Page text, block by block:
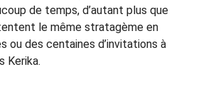
de temps, d’autant plus que
le même stratagème en
ou des centaines d’invitations à
Kerika.